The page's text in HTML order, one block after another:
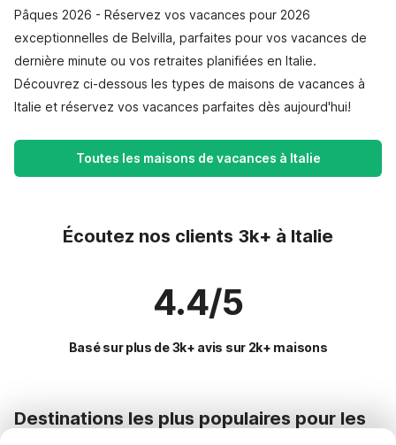
Pâques 2026 - Réservez vos vacances pour 2026
exceptionnelles de Belvilla, parfaites pour vos vacances de
dernière minute ou vos retraites planifiées en Italie.
Découvrez ci-dessous les types de maisons de vacances à
Italie et réservez vos vacances parfaites dès aujourd'hui!
Toutes les maisons de vacances à Italie
Écoutez nos clients 3k+ à Italie
4.4/5
Basé sur plus de 3k+ avis sur 2k+ maisons
Destinations les plus populaires pour les